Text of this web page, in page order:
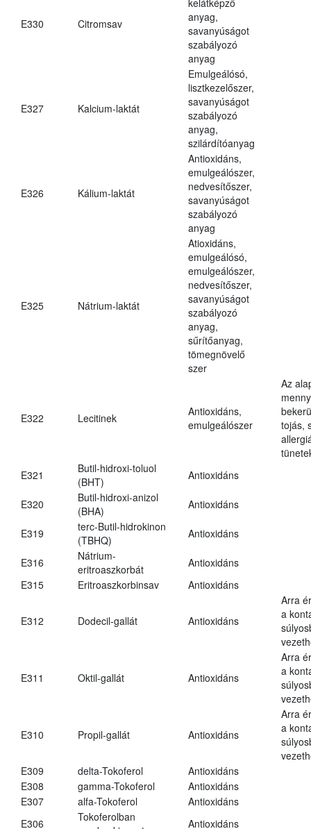
E330 Citromsav
anyag,
savanyúságot
szabályozó
anyag
E327 Kalcium-laktát
Emulgeálósó,
lisztkezelőszer,
savanyúságot
szabályozó
anyag,
szilárdítóanyag
E326 Kálium-laktát
Antioxidáns,
emulgeálószer,
nedvesítőszer,
savanyúságot
szabályozó
anyag
E325 Nátrium-laktát
Atioxidáns,
emulgeálósó,
emulgeálószer,
nedvesítőszer,
savanyúságot
szabályozó
anyag,
sűrítőanyag,
tömegnövelő
szer
E322 Lecitinek
Antioxidáns,
emulgeálószer
Az
tojás,
E321
Butil-hidroxi-toluol
(BHT)
Antioxidáns
E320
Butil-hidroxi-anizol
(BHA)
Antioxidáns
E319
terc-Butil-hidrokinon
(TBHQ)
Antioxidáns
E316
Nátrium-
eritroaszkorbát
Antioxidáns
E315
Eritroaszkorbinsav Antioxidáns
E312 Dodecil-gallát Antioxidáns
Arra
a
E311 Oktil-gallát Antioxidáns
Arra
a
E310 Propil-gallát Antioxidáns
Arra
a
E309
delta-Tokoferol
Antioxidáns
E308
gamma-Tokoferol
Antioxidáns
E307
alfa-Tokoferol
Antioxidáns
E306
Tokoferolban
Antioxidáns